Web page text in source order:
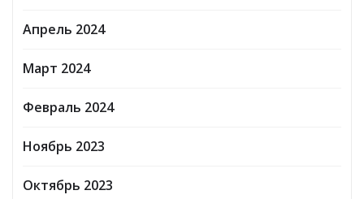
Апрель 2024
Март 2024
Февраль 2024
Ноябрь 2023
Октябрь 2023